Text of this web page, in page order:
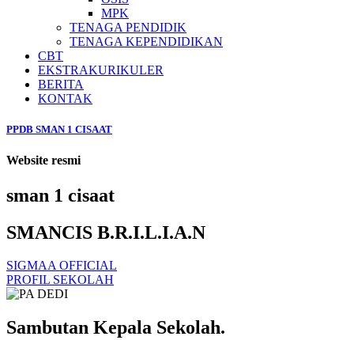
MPK
TENAGA PENDIDIK
TENAGA KEPENDIDIKAN
CBT
EKSTRAKURIKULER
BERITA
KONTAK
PPDB SMAN 1 CISAAT
Website resmi
sman 1 cisaat
SMANCIS B.R.I.L.I.A.N
SIGMAA OFFICIAL
PROFIL SEKOLAH
Sambutan Kepala Sekolah.